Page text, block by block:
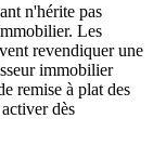
n'hérite pas
Les
revendiquer une
immobilier
remise à plat des
dès